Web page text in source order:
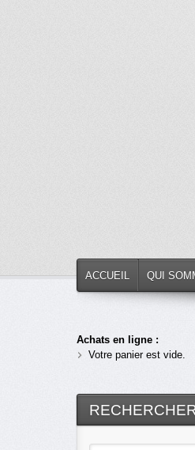
ACCUEIL QUI
Achats en ligne :
Votre panier est vide.